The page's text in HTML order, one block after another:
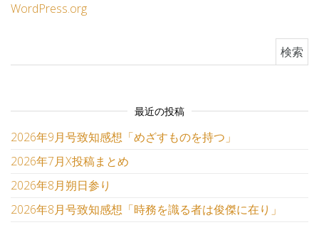
WordPress.org
最近の投稿
2026年9月号致知感想「めざすものを持つ」
2026年7月X投稿まとめ
2026年8月朔日参り
2026年8月号致知感想「時務を識る者は俊傑に在り」